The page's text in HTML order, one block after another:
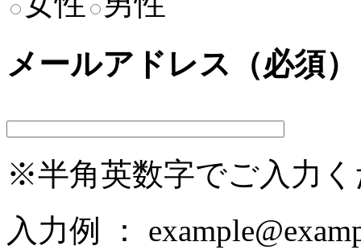
メールアドレス（必須）
※半角英数字でご入力
入力例 ：